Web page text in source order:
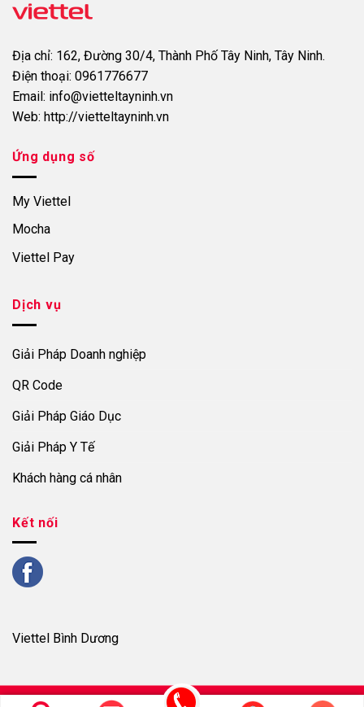
Địa chỉ: 162, Đường 30/4, Thành Phố Tây Ninh, Tây Ninh.
Điện thoại: 0961776677
Email: info@vietteltayninh.vn
Web: http://vietteltayninh.vn
Ứng dụng số
My Viettel
Mocha
Viettel Pay
Dịch vụ
Giải Pháp Doanh nghiệp
QR Code
Giải Pháp Giáo Dục
Giải Pháp Y Tế
Khách hàng cá nhân
Kết nối
Viettel Bình Dương
Copyright © 2019 Giải pháp Doanh nghiệp Viettel Tây Ninh | All